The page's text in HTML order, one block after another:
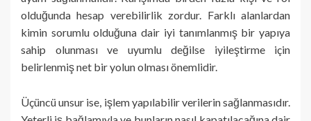
olduğunda hesap verebilirlik zordur. Farklı alanlardan
kimin sorumlu olduğuna dair iyi tanımlanmış bir yapıya
sahip olunması ve uyumlu değilse iyileştirme için
belirlenmiş net bir yolun olması önemlidir.
Üçüncü unsur ise, işlem yapılabilir verilerin sağlanmasıdır.